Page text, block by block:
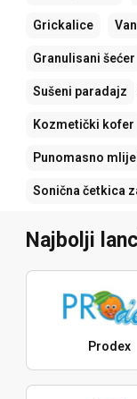
Grickalice
Granulisani šećer
Sušeni paradajz
Kozmetički kofer
Punomasno
Sonična četkica
Najbolji
Prodex